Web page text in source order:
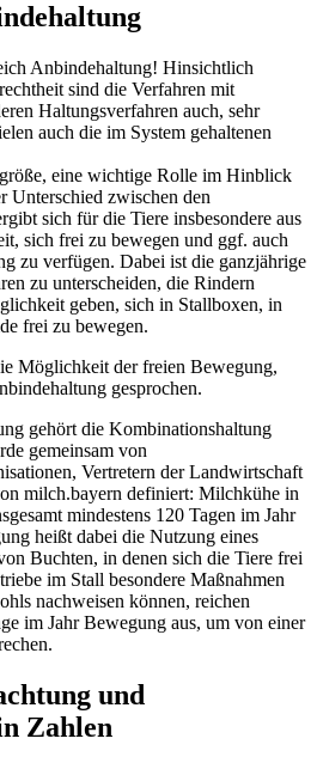
Anbindehaltung! Hinsichtlich
sind die Verfahren mit
Haltungsverfahren auch, sehr
auch die im System gehaltenen
eine wichtige Rolle im Hinblick
Unterschied zwischen den
sich für die Tiere insbesondere aus
sich frei zu bewegen und ggf. auch
zu verfügen. Dabei ist die ganzjährige
zu unterscheiden, die Rindern
geben, sich in Stallboxen, in
frei zu bewegen.
Möglichkeit der freien Bewegung,
gesprochen.
gehört die Kombinationshaltung
gemeinsam von
Vertretern der Landwirtschaft
milch.bayern definiert: Milchkühe in
mindestens 120 Tagen im Jahr
heißt dabei die Nutzung eines
Buchten, in denen sich die Tiere frei
im Stall besondere Maßnahmen
nachweisen können, reichen
im Jahr Bewegung aus, um von einer
und
Zahlen